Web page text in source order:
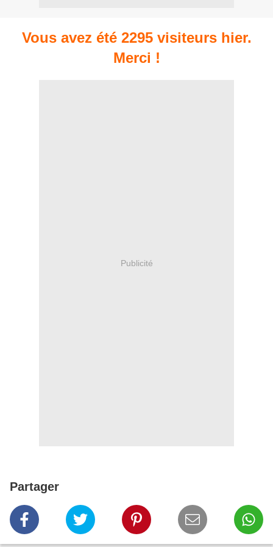
Vous avez été 2295 visiteurs hier.
Merci !
Publicité
Partager